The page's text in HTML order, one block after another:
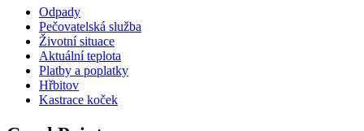
Odpady
Pečovatelská služba
Životní situace
Aktuální teplota
Platby a poplatky
Hřbitov
Kastrace koček